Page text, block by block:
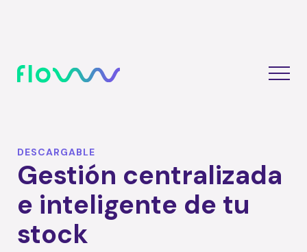
DESCARGABLE
Gestión centralizada
e inteligente de tu
stock